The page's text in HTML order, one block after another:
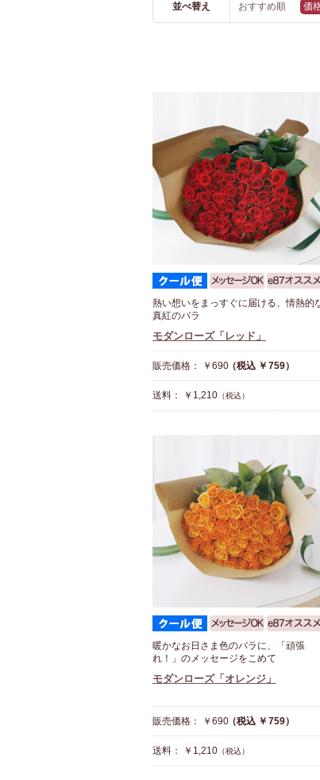
並べ替え おすすめ順 価
熱い想いをまっすぐに届ける、情熱的
真紅のバラ
モダンローズ「レッド」
販売価格： ￥690（税込 ￥759）
送料： ￥1,210 （税込）
暖かなお日さま色のバラに、「頑張
れ！」のメッセージをこめて
モダンローズ「オレンジ」
販売価格： ￥690（税込 ￥759）
送料： ￥1,210 （税込）